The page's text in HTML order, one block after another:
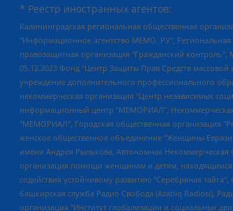
* Реестр иностранных агентов:
Калининградская региональная общественная организация "Экозащита!-Женсовет", Фонд содействия защите прав и свобод граждан "Общественный вердикт", Фонд "Институт Развития Свободы Информации", Частное учреждение "Информационное агентство МЕМО. РУ", Региональная общественная организация "Общественная комиссия по сохранению наследия академика Сахарова", Фонд поддержки свободы прессы, Санкт-Петербургская общественная правозащитная организация "Гражданский контроль", Межрегиональная общественная организация "Информационно-просветительский центр "Мемориал", Региональный Фонд "Центр Защиты Прав Средств Массовой Информации", с 05.12.2023 Фонд "Центр Защиты Прав Средств массовой информации", Региональная общественная благотворительная организация помощи беженцам и мигрантам "Гражданское содействие", Негосударственное образовательное учреждение дополнительного профессионального образования (повышение квалификации) специалистов "АКАДЕМИЯ ПО ПРАВАМ ЧЕЛОВЕКА", Свердловская региональная общественная организация "Сутяжник", Автономная некоммерческая организация "Центр независимых социологических исследований", Союз общественных объединений "Российский исследовательский центр по правам человека", Региональное общественное учреждение научно-информационный центр "МЕМОРИАЛ", Некоммерческая организация "Фонд защиты гласности", Автономная некоммерческая организация "Институт прав человека", Городская общественная организация "Екатеринбургское общество "МЕМОРИАЛ", Городская общественная организация "Рязанское историко-просветительское и правозащитное общество "Мемориал" (Рязанский Мемориал), Челябинский региональный орган общественной самодеятельности – женское общественное объединение "Женщины Евразии", Челябинский региональный орган общественной самодеятельности "Уральская правозащитная группа", Фонд содействия защите здоровья и социальной справедливости имени Андрея Рылькова, Автономная Некоммерческая Организация "Аналитический Центр Юрия Левады", Автономная некоммерческая организация социальной поддержки населения "Проект Апрель", Региональная общественная организация помощи женщинам и детям, находящимся в кризисной ситуации "Информационно-методический центр "Анна", Фонд содействия развитию массовых коммуникаций и правовому просвещению "Так-так-Так", Фонд содействия устойчивому развитию "Серебряная тайга",